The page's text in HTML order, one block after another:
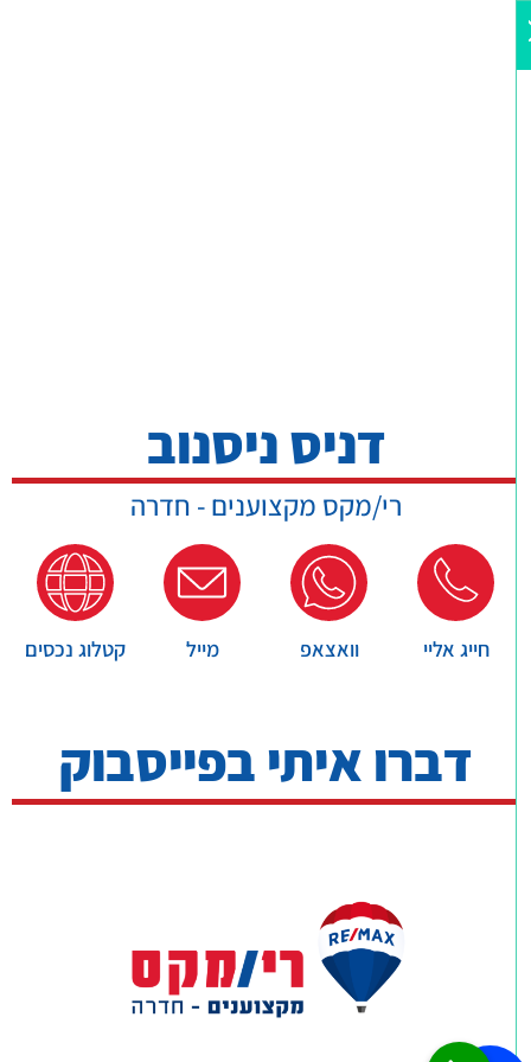
דניס ניסנוב
רי/מקס מקצוענים - חדרה
חייג אליי וואצאפ מייל קטלוג נכסים
דברו איתי בפייסבוק